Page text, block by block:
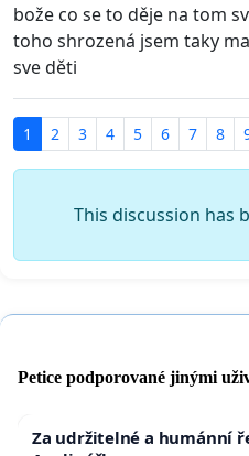
bože co se to děje na tom
toho shrozená jsem taky
sve děti
1 2 3 4 5 6 7 8
This discussion has
Petice podporované jinými
Za udržitelné a humánní